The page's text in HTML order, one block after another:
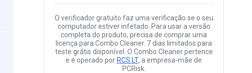
O verificador gratuito faz uma verificação se o seu
computador estiver infetado. Para usar a versão
completa do produto, precisa de comprar uma
licença para Combo Cleaner. 7 dias limitados para
teste grátis disponível. O Combo Cleaner pertence
e é operado por RCS LT, a empresa-mãe de
PCRisk.